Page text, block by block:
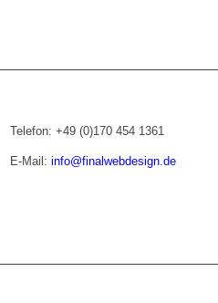
Telefon: +49 (0)170 454 1361
E-Mail: info@finalwebdesign.de